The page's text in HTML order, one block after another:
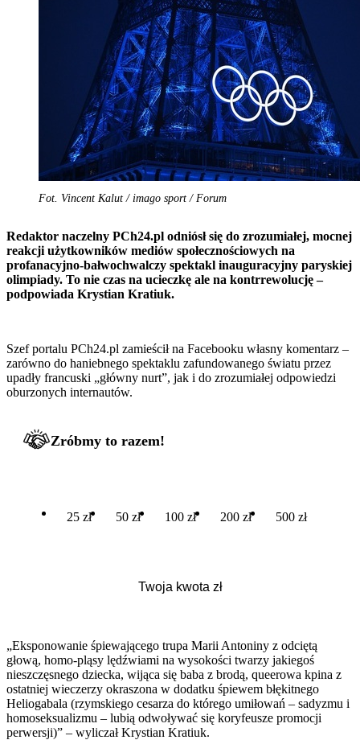
Fot. Vincent Kalut / imago sport / Forum
Redaktor naczelny PCh24.pl odniósł się do zrozumiałej, mocnej
reakcji użytkowników mediów społecznościowych na
profanacyjno-bałwochwalczy spektakl inauguracyjny paryskiej
olimpiady. To nie czas na ucieczkę ale na kontrrewolucję –
podpowiada Krystian Kratiuk.
Szef portalu PCh24.pl zamieścił na Facebooku własny komentarz –
zarówno do haniebnego spektaklu zafundowanego światu przez
upadły francuski „główny nurt”, jak i do zrozumiałej odpowiedzi
oburzonych internautów.
Zróbmy to razem!
25 zł 50 zł 100 zł 200 zł 500 zł
„Eksponowanie śpiewającego trupa Marii Antoniny z odciętą
głową, homo-pląsy lędźwiami na wysokości twarzy jakiegoś
nieszczęsnego dziecka, wijąca się baba z brodą, queerowa kpina z
ostatniej wieczerzy okraszona w dodatku śpiewem błękitnego
Heliogabala (rzymskiego cesarza do którego umiłowań – sadyzmu i
homoseksualizmu – lubią odwoływać się koryfeusze promocji
perwersji)” – wyliczał Krystian Kratiuk.